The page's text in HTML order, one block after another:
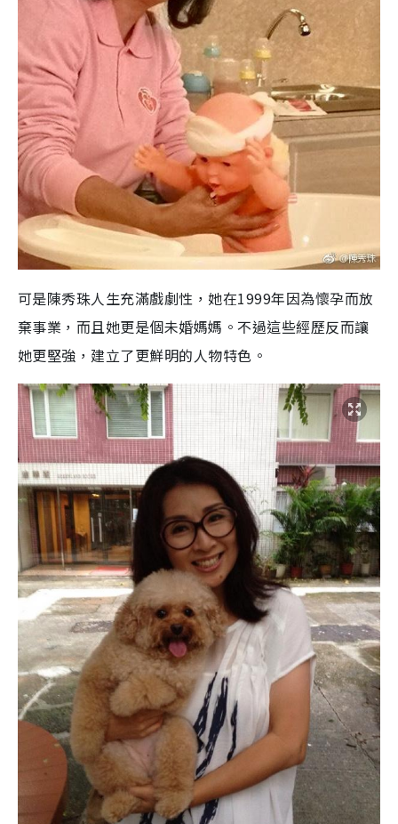
可是陳秀珠人生充滿戲劇性，她在1999年因為懷孕而放
棄事業，而且她更是個未婚媽媽。不過這些經歷反而讓
她更堅強，建立了更鮮明的人物特色。